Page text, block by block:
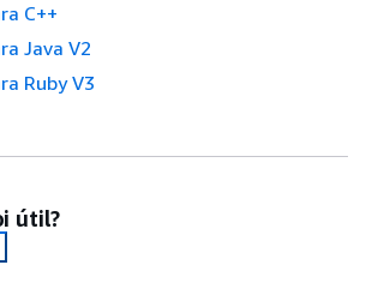
C++
Java V2
Ruby V3
útil?